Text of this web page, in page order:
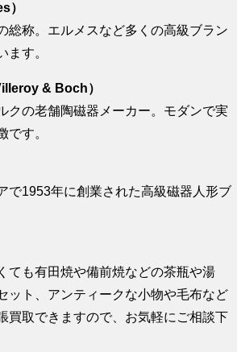
）
総称。エルメスなど多くの高級ブラン
ます。
& Boch）
クの老舗陶磁器メーカー。モダンで実
です。
で1953年に創業された高級磁器人形ブ
ても有田焼や備前焼などの茶瓶や湯
ット、アンティークな小物や毛布など
買取できますので、お気軽にご相談下